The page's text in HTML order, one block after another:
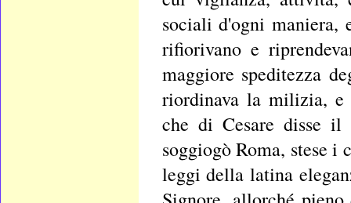
sociali d'ogni
rifiorivano e
maggiore speditezza
riordinava la milizia,
che di Cesare disse il
soggiogò Roma, stese
leggi della latina